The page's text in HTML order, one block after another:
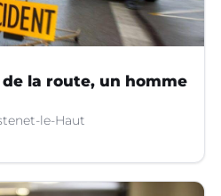
la route, un homme
le-Haut